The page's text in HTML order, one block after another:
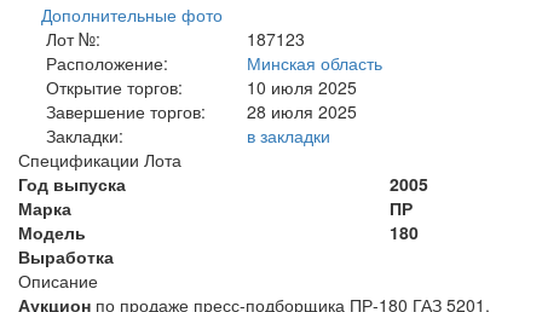
Дополнительные фото
Лот №:
187123
Расположение:
Минская область
Открытие торгов:
10 июля 2025
Завершение торгов:
28 июля 2025
Закладки:
в закладки
Спецификации Лота
Год выпуска
2005
Марка
ПР
Модель
180
Выработка
Описание
Аукцион по продаже пресс-подборщика ПР-180 ГАЗ 5201,